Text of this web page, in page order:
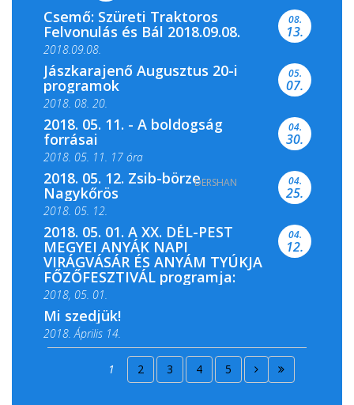
Csemő: Szüreti Traktoros
Felvonulás és Bál 2018.09.08.
2018.09.08.
08.
13.
Jászkarajenő Augusztus 20-i
programok
2018. 08. 20.
05.
07.
2018. 05. 11. - A boldogság
forrásai
2018. 05. 11. 17 óra
2018. 05. 11. 19 óra
04.
30.
2018. 05. 12. Zsib-börze
Nagykőrös
2018. 05. 12.
04.
25.
2018. 05. 01. A XX. DÉL-PEST
MEGYEI ANYÁK NAPI
VIRÁGVÁSÁR ÉS ANYÁM TYÚKJA
FŐZŐFESZTIVÁL programja:
2018, 05. 01.
04.
12.
Mi szedjük!
2018. Április 14.
2018. Április 15.
1 2 3 4 5
DERSHAN